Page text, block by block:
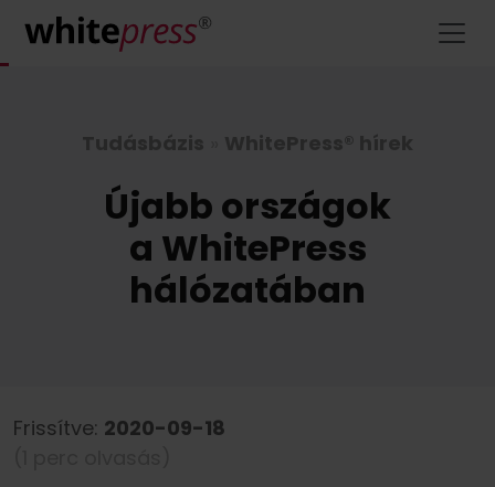
Tudásbázis WhitePress® hírek
Újabb országok
a WhitePress
hálózatában
Frissítve: 2020-09-18